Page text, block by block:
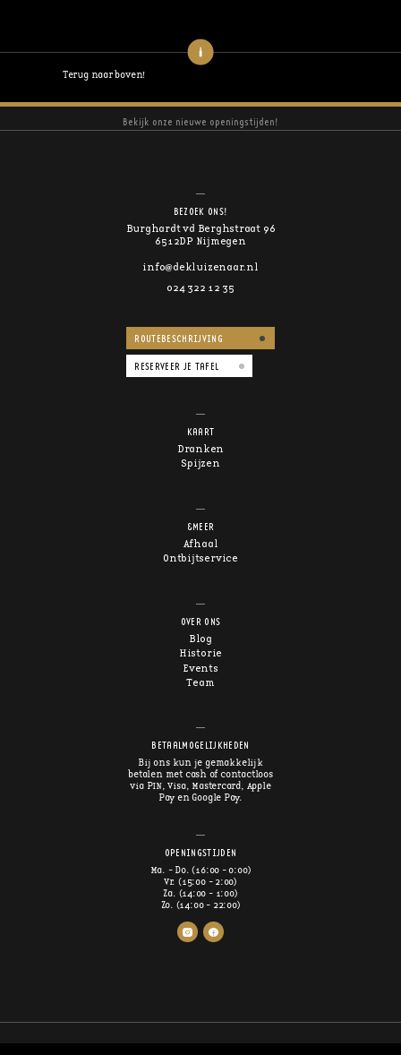
Terug naar boven!
Bekijk onze nieuwe openingstijden!
BEZOEK ONS!
Burghardt vd Berghstraat 96
6512DP Nijmegen
info@dekluizenaar.nl
024 322 12 35
ROUTEBESCHRIJVING
RESERVEER JE TAFEL
KAART
Dranken
Spijzen
&MEER
Afhaal
Ontbijtservice
OVER ONS
Blog
Historie
Events
Team
BETAALMOGELIJKHEDEN
Bij ons kun je gemakkelijk
betalen met cash of contactloos
via PIN, Visa, Mastercard, Apple
Pay en Google Pay.
OPENINGSTIJDEN
Ma. - Do. (16:00 - 0:00)
Vr. (15:00 - 2:00)
Za. (14:00 - 1:00)
Zo. (14:00 - 22:00)